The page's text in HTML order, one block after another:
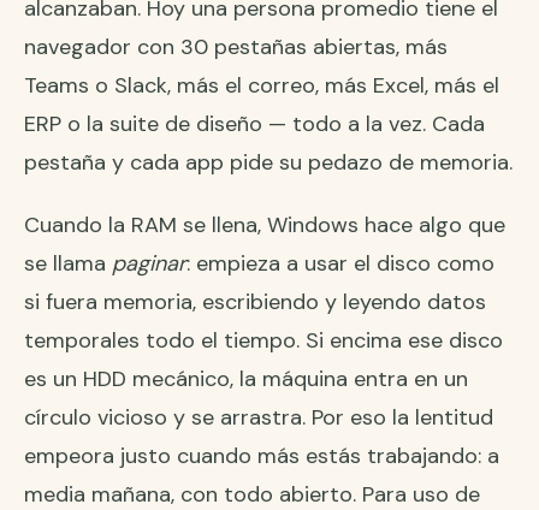
alcanzaban. Hoy una persona promedio tiene el
navegador con 30 pestañas abiertas, más
Teams o Slack, más el correo, más Excel, más el
ERP o la suite de diseño — todo a la vez. Cada
pestaña y cada app pide su pedazo de memoria.
Cuando la RAM se llena, Windows hace algo que
se llama paginar: empieza a usar el disco como
si fuera memoria, escribiendo y leyendo datos
temporales todo el tiempo. Si encima ese disco
es un HDD mecánico, la máquina entra en un
círculo vicioso y se arrastra. Por eso la lentitud
empeora justo cuando más estás trabajando: a
media mañana, con todo abierto. Para uso de